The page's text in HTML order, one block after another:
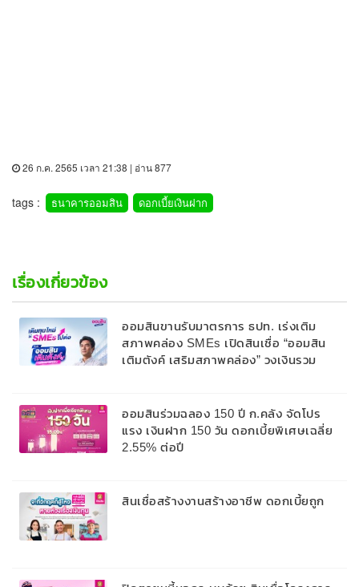
26 ก.ค. 2565 เวลา 21:38 | อ่าน 877
tags : ธนาคารออมสิน ดอกเบี้ยเงินฝาก
เรื่องเกี่ยวข้อง
ออมสินขานรับมาตรการ ธปท. เร่งเติม
สภาพคล่อง SMEs เปิดสินเชื่อ “ออมสิน
เติมตังค์ เสริมสภาพคล่อง” วงเงินรวม
สูงสุด 10 ปี
ออมสินร่วมฉลอง 150 ปี ก.คลัง จัดโปร
แรง เงินฝาก 150 วัน ดอกเบี้ยพิเศษเฉลี่ย
2.55% ต่อปี
สินเชื่อสร้างงานสร้างอาชีพ ดอกเบี้ยถูก